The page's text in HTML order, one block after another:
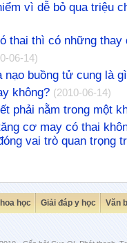
vì dễ bỏ qua triệu
thai thì có những thay
06-14)
nạo buồng tử cung là
không? (2010-06-14)
phải nằm trong một
cơ may có thai
vai trò quan trọng
học Giải đáp y học Văn